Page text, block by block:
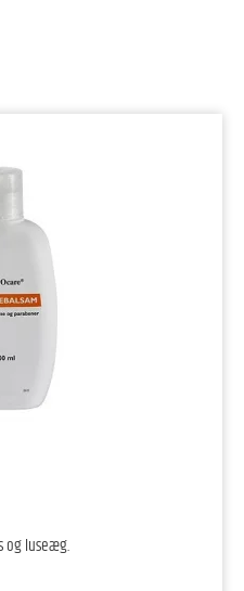
og luseæg.